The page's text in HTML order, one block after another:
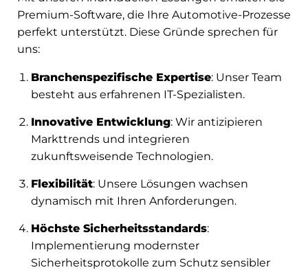
Premium-Software, die Ihre Automotive-Prozesse
perfekt unterstützt. Diese Gründe sprechen für
uns:
Branchenspezifische Expertise: Unser Team
besteht aus erfahrenen IT-Spezialisten.
Innovative Entwicklung: Wir antizipieren
Markttrends und integrieren
zukunftsweisende Technologien.
Flexibilität: Unsere Lösungen wachsen
dynamisch mit Ihren Anforderungen.
Höchste Sicherheitsstandards:
Implementierung modernster
Sicherheitsprotokolle zum Schutz sensibler